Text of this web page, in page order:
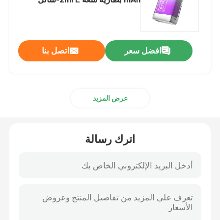
جهاز تبخير GEEKBAR
(موقع (هوكي دي)
افضل سعر اتصل بنا
عرض المزيد
اترك رسالة